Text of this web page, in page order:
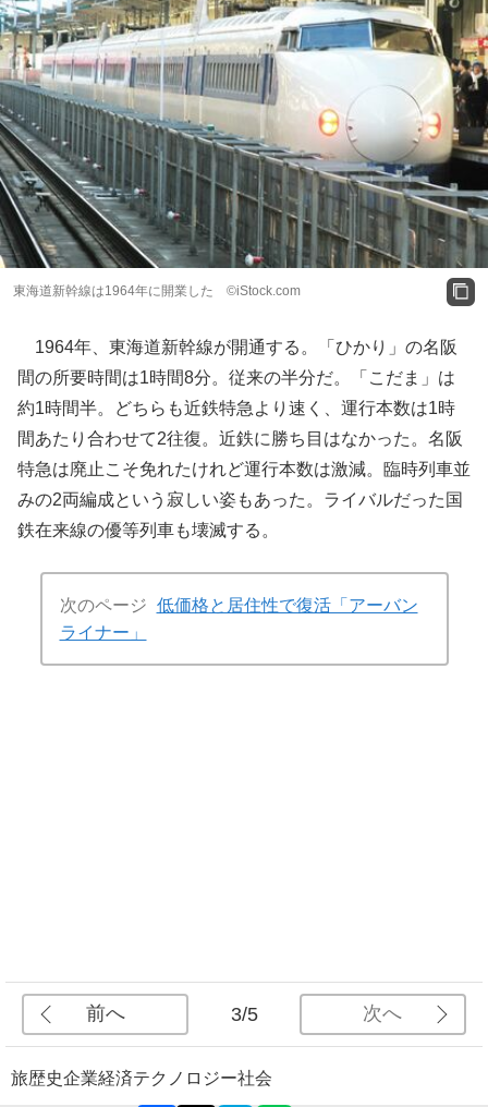
東海道新幹線は1964年に開業した ©️iStock.com
1964年、東海道新幹線が開通する。「ひかり」の名阪
間の所要時間は1時間8分。従来の半分だ。「こだま」は
約1時間半。どちらも近鉄特急より速く、運行本数は1時
間あたり合わせて2往復。近鉄に勝ち目はなかった。名阪
特急は廃止こそ免れたけれど運行本数は激減。臨時列車並
みの2両編成という寂しい姿もあった。ライバルだった国
鉄在来線の優等列車も壊滅する。
次のページ 低価格と居住性で復活「アーバン
ライナー」
前へ 3/5 次へ
旅歴史企業経済テクノロジー社会